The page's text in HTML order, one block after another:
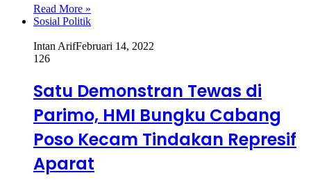
Read More »
Sosial Politik
Intan ArifFebruari 14, 2022
126
Satu Demonstran Tewas di
Parimo, HMI Bungku Cabang
Poso Kecam Tindakan Represif
Aparat